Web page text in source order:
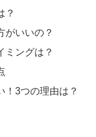
？
がいいの？
ミングは？
！3つの理由は？